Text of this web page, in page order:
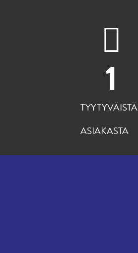
TYYTYVÄISTÄ
ASIAKASTA
1